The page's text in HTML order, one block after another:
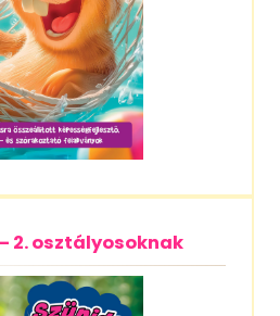
2. osztályosoknak